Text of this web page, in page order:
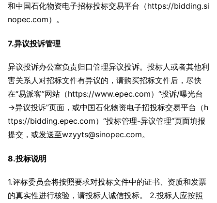
和中国石化物资电子招标投标交易平台（https://bidding.si
nopec.com）。
7.异议投诉管理
异议投诉办公室负责归口管理异议投诉。投标人或者其他利
害关系人对招标文件有异议的，请购买招标文件后，尽快
在“易派客”网站（https://www.epec.com）“投诉/曝光台
→异议投诉”页面，或中国石化物资电子招投标交易平台（h
ttps://bidding.epec.com）“投标管理-异议管理”页面填报
提交，或发送至wzyyts@sinopec.com。
8.投标说明
1.评标委员会将按照要求对投标文件中的证书、资质和发票
的真实性进行核验，请投标人诚信投标。 2.投标人应按照